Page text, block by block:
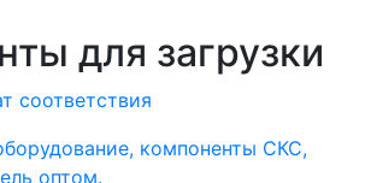
для загрузки
соответствия